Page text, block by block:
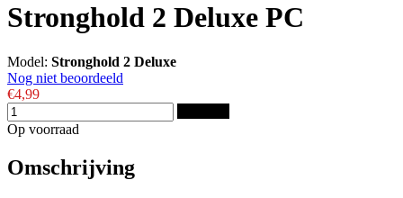
Stronghold 2 Deluxe PC
Model: Stronghold 2 Deluxe
Nog niet beoordeeld
€4,99
Op voorraad
Omschrijving